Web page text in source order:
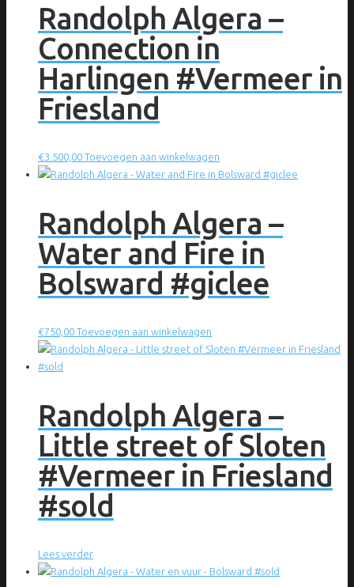
Randolph Algera –
Connection in
Harlingen #Vermeer in
Friesland
€3.500,00 Toevoegen aan winkelwagen
Randolph Algera –
Water and Fire in
Bolsward #giclee
€750,00 Toevoegen aan winkelwagen
Randolph Algera –
Little street of Sloten
#Vermeer in Friesland
#sold
Lees verder